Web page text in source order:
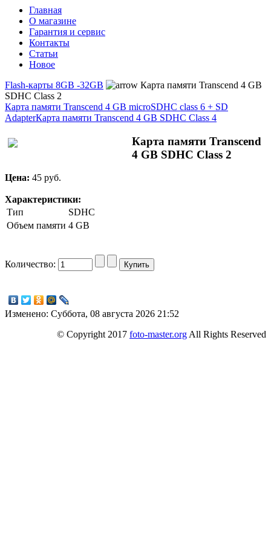
Главная
О магазине
Гарантия и сервис
Контакты
Статьи
Новое
Flash-карты 8GB -32GB
Карта памяти Transcend 4 GB
SDHC Class 2
Карта памяти Transcend 4 GB microSDHC class 6 + SD
AdapterКарта памяти Transcend 4 GB SDHC Class 4
Карта памяти Transcend
4 GB SDHC Class 2
Цена: 45 pуб.
Характеристики:
Тип
SDHC
Объем памяти 4 GB
Количество:
Изменено: Суббота, 08 августа 2026 21:52
© Copyright 2017 foto-master.orgAll Rights Reserved